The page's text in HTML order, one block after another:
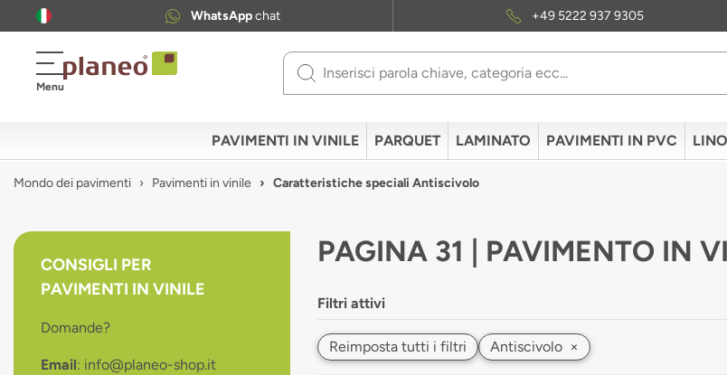
WhatsAppchat +49 5222 937 9305
Menu
Use
down
arrows
to
Press
selected
search
PAVIMENTI IN VINILE PARQUET LAMINATO PAVIMENTI IN PVC
Mondo dei pavimenti Pavimenti in vinile Caratteristiche speciali Antiscivolo
CONSIGLI PER
PAVIMENTI IN VINILE
Domande?
Email: info@planeo-shop.it
PAGINA 31 | PAVIMENTO IN
Filtri attivi
Reimposta tutti i filtri Antiscivolo ×